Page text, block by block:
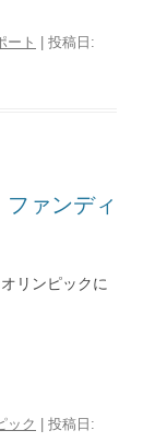
ート
| 投稿日:
ァンディ
リンピックに
ック
| 投稿日: